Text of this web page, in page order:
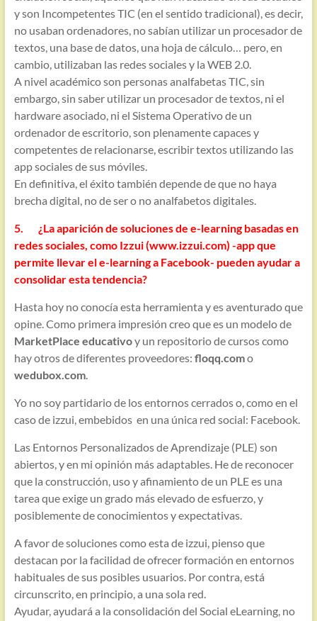
y son Incompetentes TIC (en el sentido tradicional), es decir,
no usaban ordenadores, no sabían utilizar un procesador de
textos, una base de datos, una hoja de cálculo… pero, en
cambio, utilizaban las redes sociales y la WEB 2.0.
A nivel académico son personas analfabetas TIC, sin
embargo, sin saber utilizar un procesador de textos, ni el
hardware asociado, ni el Sistema Operativo de un
ordenador de escritorio, son plenamente capaces y
competentes de relacionarse, escribir textos utilizando las
app sociales de sus móviles.
En definitiva, el éxito también depende de que no haya
brecha digital, no de ser o no analfabetos digitales.
5. ¿La aparición de soluciones de e-learning basadas en
redes sociales, como Izzui (www.izzui.com) -app que
permite llevar el e-learning a Facebook- pueden ayudar a
consolidar esta tendencia?
Hasta hoy no conocía esta herramienta y es aventurado que
opine. Como primera impresión creo que es un modelo de
MarketPlace educativoy un repositorio de cursos como
hay otros de diferentes proveedores: floqq.como
wedubox.com.
Yo no soy partidario de los entornos cerrados o, como en el
caso de izzui, embebidos en una única red social: Facebook.
Las Entornos Personalizados de Aprendizaje (PLE) son
abiertos, y en mi opinión más adaptables. He de reconocer
que la construcción, uso y afinamiento de un PLE es una
tarea que exige un grado más elevado de esfuerzo, y
posiblemente de conocimientos y expectativas.
A favor de soluciones como esta de izzui, pienso que
destacan por la facilidad de ofrecer formación en entornos
habituales de sus posibles usuarios. Por contra, está
circunscrito, en principio, a una sola red.
Ayudar, ayudará a la consolidación del Social eLearning, no